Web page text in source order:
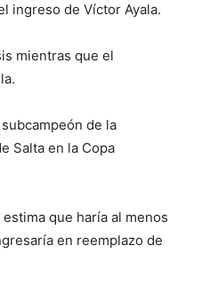
ingreso de Víctor Ayala.
mientras que el
de la
Salta en la Copa
que haría al menos
en reemplazo de